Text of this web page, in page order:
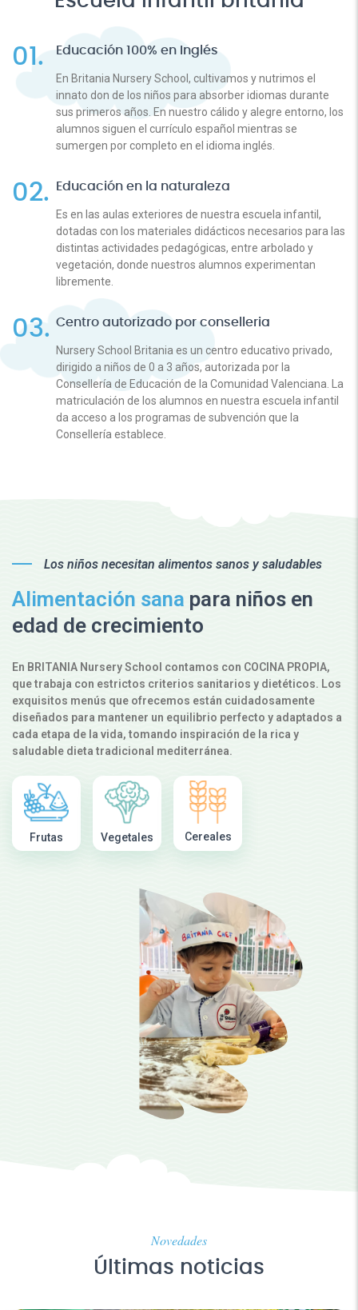
Educación 100% en Inglés
En Britania Nursery School, cultivamos y nutrimos el
innato don de los niños para absorber idiomas durante
sus primeros años. En nuestro cálido y alegre entorno, los
alumnos siguen el currículo español mientras se
sumergen por completo en el idioma inglés.
Educación en la naturaleza
Es en las aulas exteriores de nuestra escuela infantil,
dotadas con los materiales didácticos necesarios para las
distintas actividades pedagógicas, entre arbolado y
vegetación, donde nuestros alumnos experimentan
libremente.
Centro autorizado por conselleria
Nursery School Britania es un centro educativo privado,
dirigido a niños de 0 a 3 años, autorizada por la
Consellería de Educación de la Comunidad Valenciana. La
matriculación de los alumnos en nuestra escuela infantil
da acceso a los programas de subvención que la
Consellería establece.
Los niños necesitan alimentos sanos y saludables
Alimentación sana para niños en
edad de crecimiento
En BRITANIA Nursery School contamos con COCINA PROPIA,
que trabaja con estrictos criterios sanitarios y dietéticos. Los
exquisitos menús que ofrecemos están cuidadosamente
diseñados para mantener un equilibrio perfecto y adaptados a
cada etapa de la vida, tomando inspiración de la rica y
saludable dieta tradicional mediterránea.
Frutas Vegetales Cereales
Novedades
Últimas noticias